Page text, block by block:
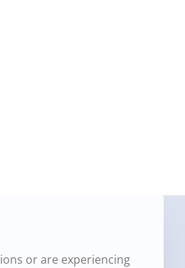
or are experiencing